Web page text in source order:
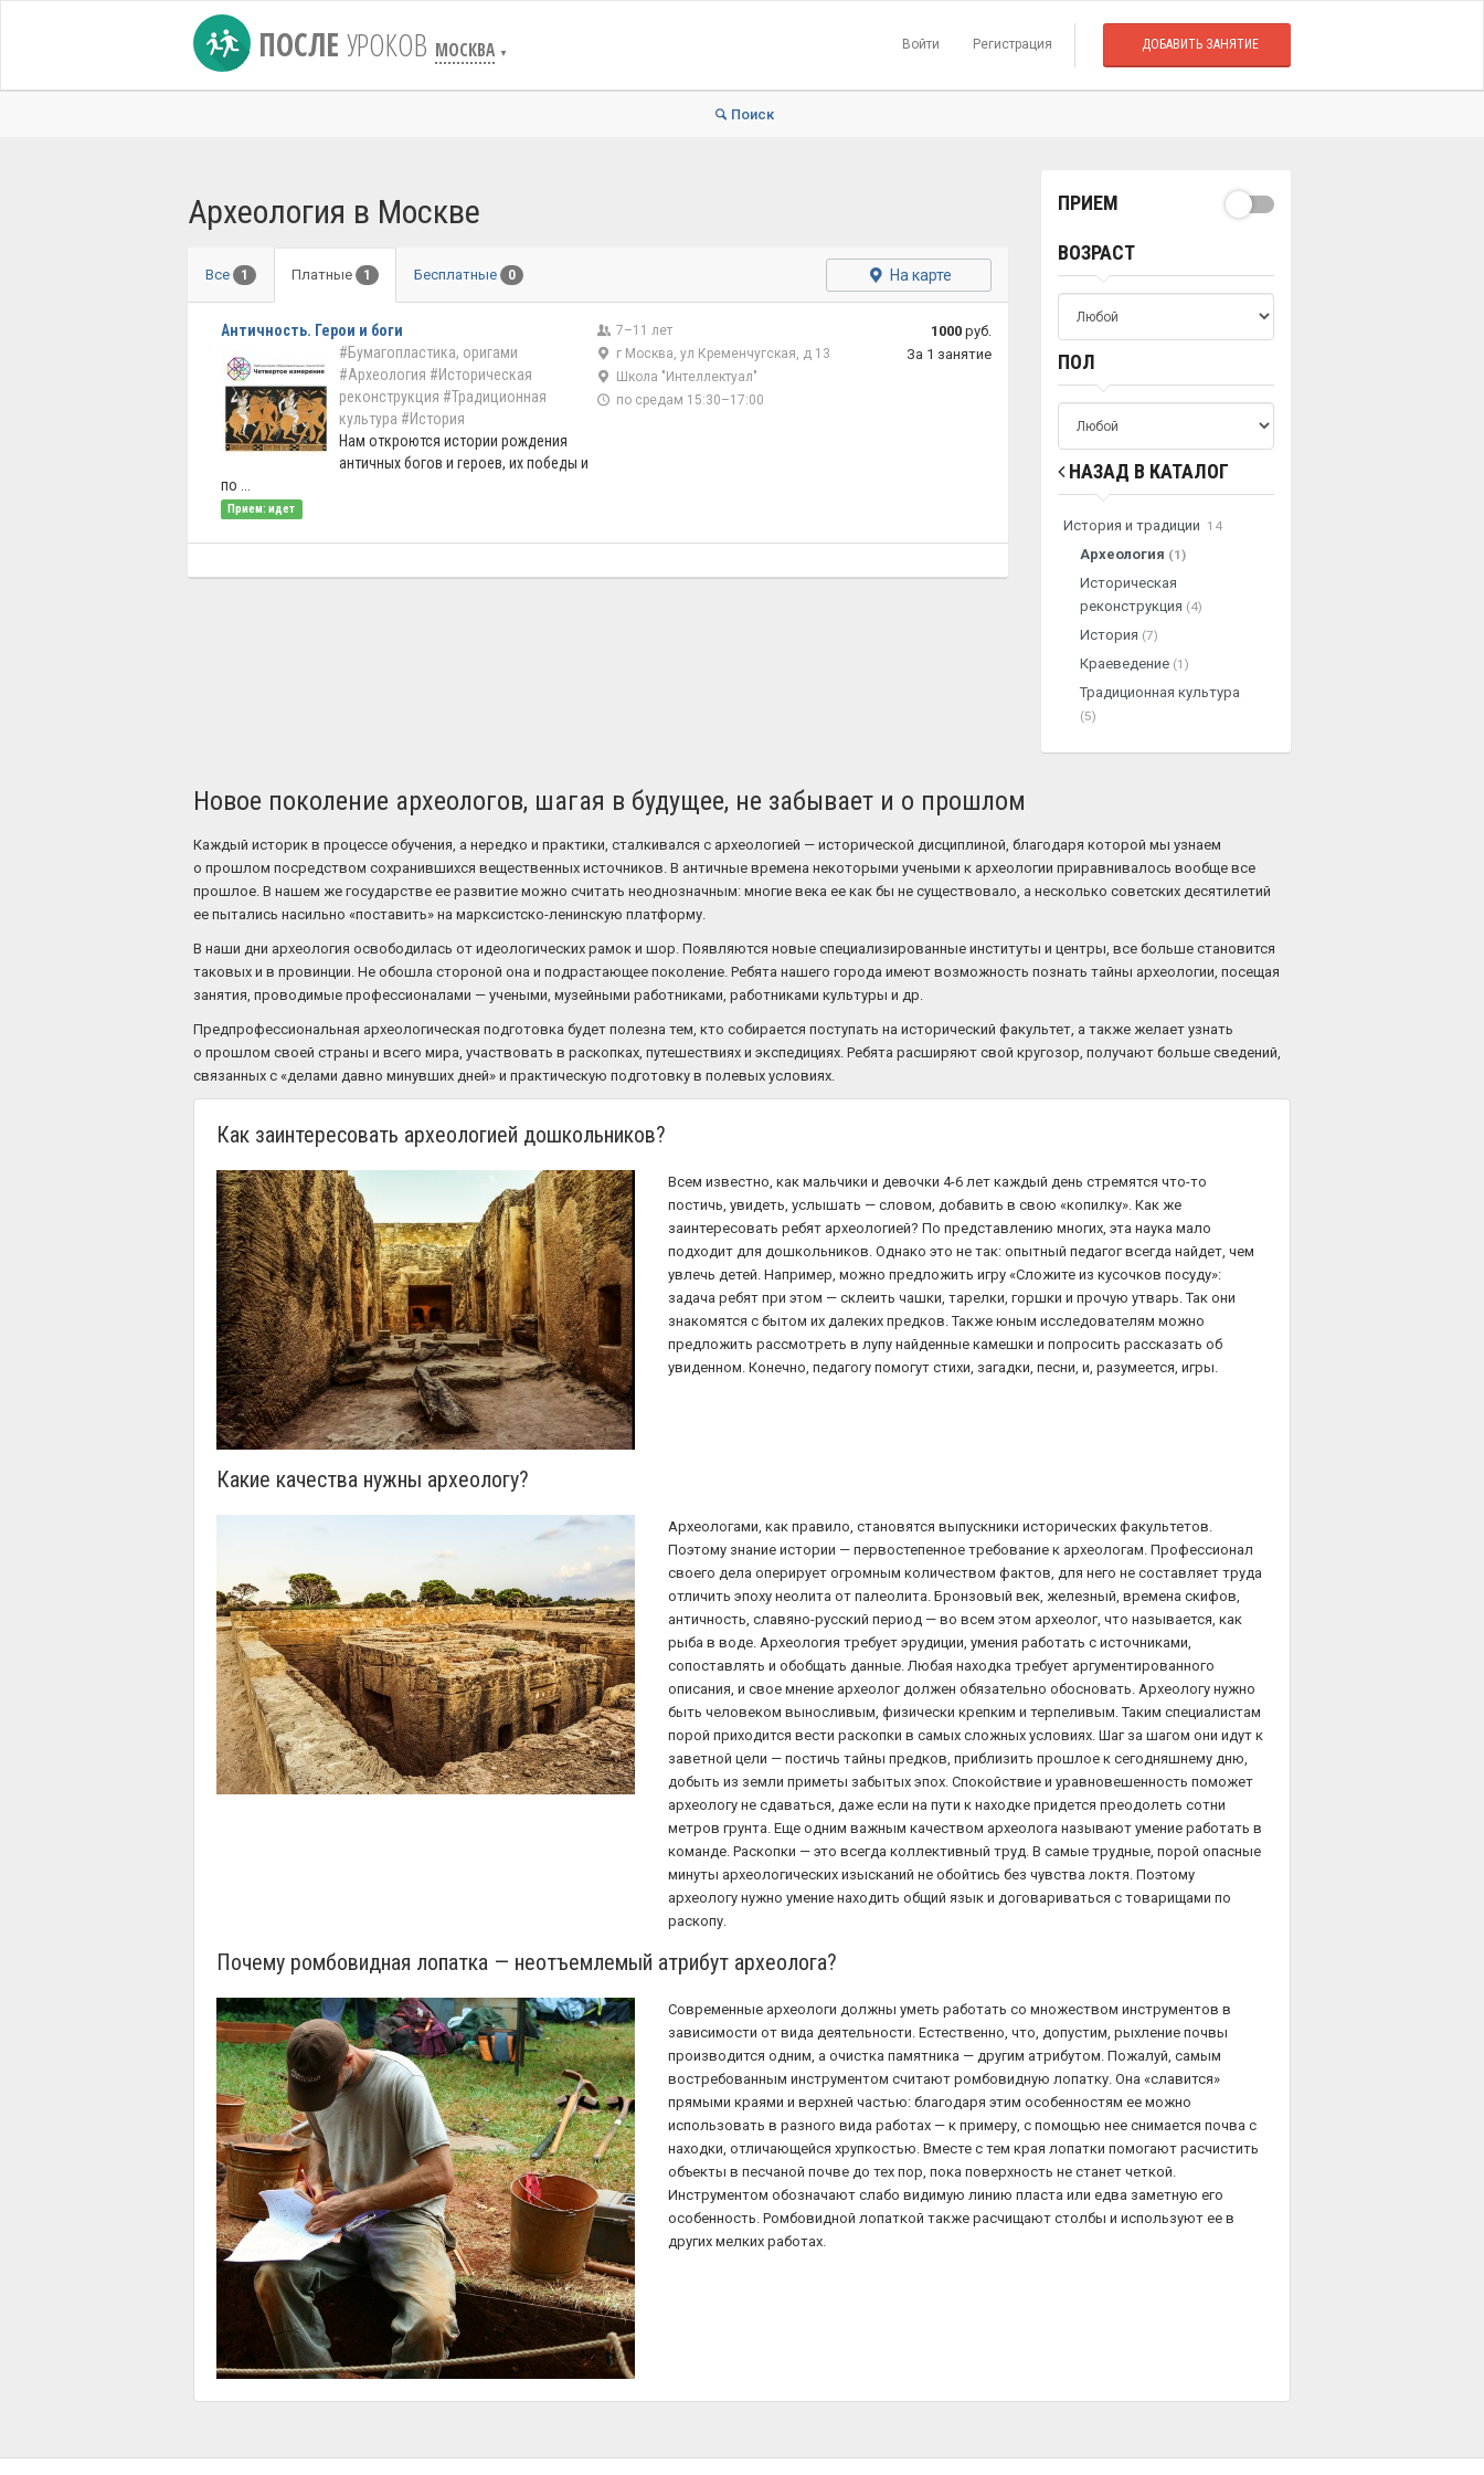
ПОСЛЕ УРОКОВ МОСКВА ▼
Войти Регистрация ДОБАВИТЬ ЗАНЯТИЕ
Поиск
Археология в Москве
Все 1 Платные 1 Бесплатные 0 На карте
Античность. Герои и боги
#Бумагопластика, оригами
#Археология #Историческая
реконструкция #Традиционная
культура #История
Нам откроются истории рождения
античных богов и героев, их победы и
по ...
Прием: идет
7–11 лет
г Москва, ул Кременчугская, д 13
Школа "Интеллектуал"
по средам 15:30–17:00
1000руб.
За 1 занятие
ПРИЕМ
ВОЗРАСТ
ПОЛ
НАЗАД В КАТАЛОГ
История и традиции 14
Археология (1)
Историческая
реконструкция (4)
История (7)
Краеведение (1)
Традиционная культура
(5)
Новое поколение археологов, шагая в будущее, не забывает и о прошлом
Каждый историк в процессе обучения, а нередко и практики, сталкивался с археологией — исторической дисциплиной, благодаря которой мы узнаем
о прошлом посредством сохранившихся вещественных источников. В античные времена некоторыми учеными к археологии приравнивалось вообще все
прошлое. В нашем же государстве ее развитие можно считать неоднозначным: многие века ее как бы не существовало, а несколько советских десятилетий
ее пытались насильно «поставить» на марксистско-ленинскую платформу.
В наши дни археология освободилась от идеологических рамок и шор. Появляются новые специализированные институты и центры, все больше становится
таковых и в провинции. Не обошла стороной она и подрастающее поколение. Ребята нашего города имеют возможность познать тайны археологии, посещая
занятия, проводимые профессионалами — учеными, музейными работниками, работниками культуры и др.
Предпрофессиональная археологическая подготовка будет полезна тем, кто собирается поступать на исторический факультет, а также желает узнать
о прошлом своей страны и всего мира, участвовать в раскопках, путешествиях и экспедициях. Ребята расширяют свой кругозор, получают больше сведений,
связанных с «делами давно минувших дней» и практическую подготовку в полевых условиях.
Как заинтересовать археологией дошкольников?
Всем известно, как мальчики и девочки 4-6 лет каждый день стремятся что-то
постичь, увидеть, услышать — словом, добавить в свою «копилку». Как же
заинтересовать ребят археологией? По представлению многих, эта наука мало
подходит для дошкольников. Однако это не так: опытный педагог всегда найдет, чем
увлечь детей. Например, можно предложить игру «Сложите из кусочков посуду»:
задача ребят при этом — склеить чашки, тарелки, горшки и прочую утварь. Так они
знакомятся с бытом их далеких предков. Также юным исследователям можно
предложить рассмотреть в лупу найденные камешки и попросить рассказать об
увиденном. Конечно, педагогу помогут стихи, загадки, песни, и, разумеется, игры.
Какие качества нужны археологу?
Археологами, как правило, становятся выпускники исторических факультетов.
Поэтому знание истории — первостепенное требование к археологам. Профессионал
своего дела оперирует огромным количеством фактов, для него не составляет труда
отличить эпоху неолита от палеолита. Бронзовый век, железный, времена скифов,
античность, славяно-русский период — во всем этом археолог, что называется, как
рыба в воде. Археология требует эрудиции, умения работать с источниками,
сопоставлять и обобщать данные. Любая находка требует аргументированного
описания, и свое мнение археолог должен обязательно обосновать. Археологу нужно
быть человеком выносливым, физически крепким и терпеливым. Таким специалистам
порой приходится вести раскопки в самых сложных условиях. Шаг за шагом они идут к
заветной цели — постичь тайны предков, приблизить прошлое к сегодняшнему дню,
добыть из земли приметы забытых эпох. Спокойствие и уравновешенность поможет
археологу не сдаваться, даже если на пути к находке придется преодолеть сотни
метров грунта. Еще одним важным качеством археолога называют умение работать в
команде. Раскопки — это всегда коллективный труд. В самые трудные, порой опасные
минуты археологических изысканий не обойтись без чувства локтя. Поэтому
археологу нужно умение находить общий язык и договариваться с товарищами по
раскопу.
Почему ромбовидная лопатка — неотъемлемый атрибут археолога?
Современные археологи должны уметь работать со множеством инструментов в
зависимости от вида деятельности. Естественно, что, допустим, рыхление почвы
производится одним, а очистка памятника — другим атрибутом. Пожалуй, самым
востребованным инструментом считают ромбовидную лопатку. Она «славится»
прямыми краями и верхней частью: благодаря этим особенностям ее можно
использовать в разного вида работах — к примеру, с помощью нее снимается почва с
находки, отличающейся хрупкостью. Вместе с тем края лопатки помогают расчистить
объекты в песчаной почве до тех пор, пока поверхность не станет четкой.
Инструментом обозначают слабо видимую линию пласта или едва заметную его
особенность. Ромбовидной лопаткой также расчищают столбы и используют ее в
других мелких работах.